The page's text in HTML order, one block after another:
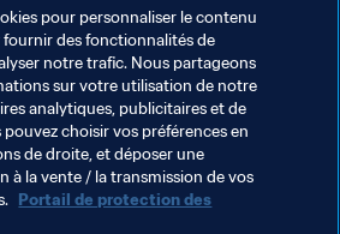
de
pour personnaliser le contenu
des fonctionnalités de
notre trafic. Nous partageons
sur votre utilisation de notre
analytiques, publicitaires et de
pouvez choisir vos préférences en
de droite, et déposer une
à la vente / la transmission de vos
Portail de protection des